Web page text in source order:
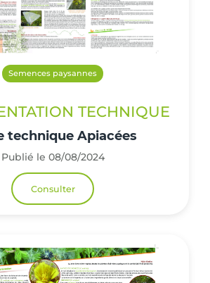
Semences paysannes
TECHNIQUE
technique Apiacées
Publié le 08/08/2024
Consulter